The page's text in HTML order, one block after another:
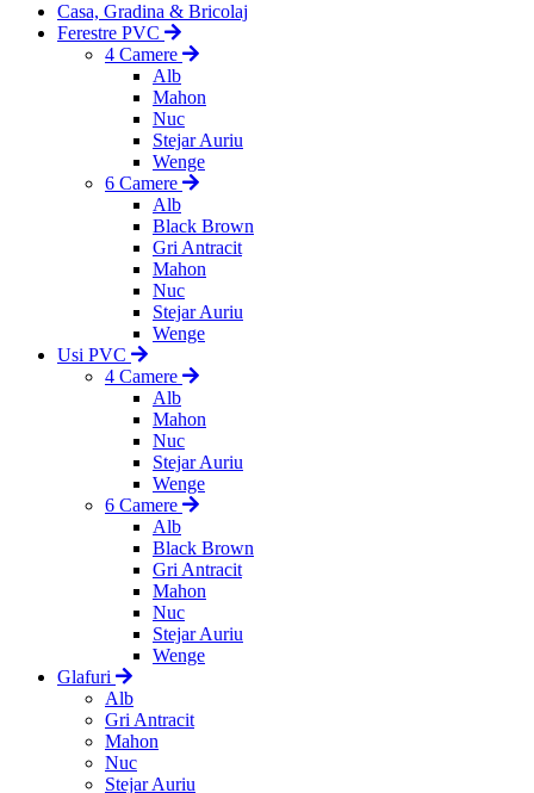
Casa, Gradina & Bricolaj
Ferestre PVC
4 Camere
Alb
Mahon
Nuc
Stejar Auriu
Wenge
6 Camere
Alb
Black Brown
Gri Antracit
Mahon
Nuc
Stejar Auriu
Wenge
Usi PVC
4 Camere
Alb
Mahon
Nuc
Stejar Auriu
Wenge
6 Camere
Alb
Black Brown
Gri Antracit
Mahon
Nuc
Stejar Auriu
Wenge
Glafuri
Alb
Gri Antracit
Mahon
Nuc
Stejar Auriu